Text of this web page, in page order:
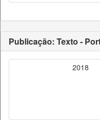
Publicação: Texto -
2018